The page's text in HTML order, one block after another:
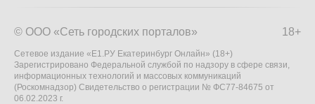
18+
© ООО «Сеть городских порталов»
Сетевое издание «Е1.РУ Екатеринбург Онлайн» (18+)
Зарегистрировано Федеральной службой по надзору в сфере связи,
информационных технологий и массовых коммуникаций
(Роскомнадзор) Свидетельство о регистрации № ФС77-84675 от
06.02.2023 г.